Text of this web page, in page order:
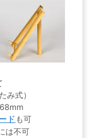
み式）
ド も可
は不可